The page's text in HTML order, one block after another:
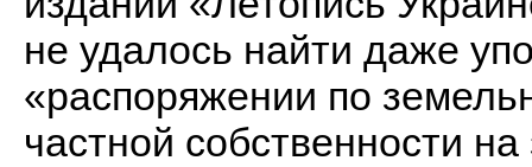
не удалось найти даже
«распоряжении по
частной собственности